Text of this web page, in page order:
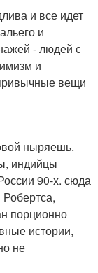
и все идет
и
- людей с
и
вещи
ныряешь.
индийцы
90-х. сюда
Робертса,
порционно
истории,
не